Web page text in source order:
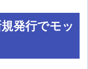
発行でモッ